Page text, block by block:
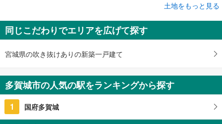
多賀城市浮島字西沢
1,950万円
未定
建物面積 -
土地をもっと見る
同じこだわりでエリアを広げて探す
宮城県の吹き抜けありの新築一戸建て
多賀城市の人気の駅をランキングから探す
1 国府多賀城